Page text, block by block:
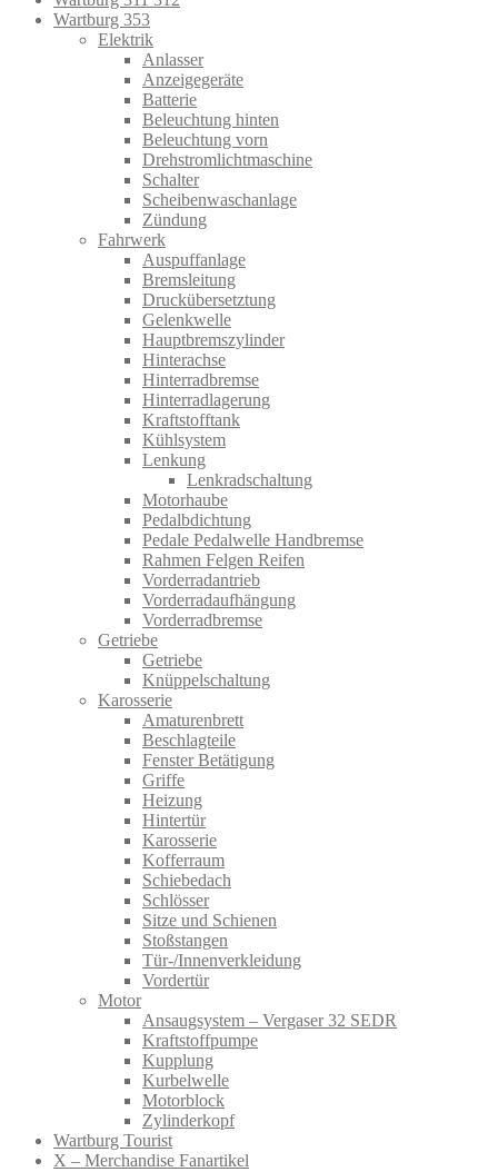
Wartburg 353
Elektrik
Anlasser
Anzeigegeräte
Batterie
Beleuchtung hinten
Beleuchtung vorn
Drehstromlichtmaschine
Schalter
Scheibenwaschanlage
Zündung
Fahrwerk
Auspuffanlage
Bremsleitung
Druckübersetztung
Gelenkwelle
Hauptbremszylinder
Hinterachse
Hinterradbremse
Hinterradlagerung
Kraftstofftank
Kühlsystem
Lenkung
Lenkradschaltung
Motorhaube
Pedalbdichtung
Pedale Pedalwelle Handbremse
Rahmen Felgen Reifen
Vorderradantrieb
Vorderradaufhängung
Vorderradbremse
Getriebe
Getriebe
Knüppelschaltung
Karosserie
Amaturenbrett
Beschlagteile
Fenster Betätigung
Griffe
Heizung
Hintertür
Karosserie
Kofferraum
Schiebedach
Schlösser
Sitze und Schienen
Stoßstangen
Tür-/Innenverkleidung
Vordertür
Motor
Ansaugsystem – Vergaser 32 SEDR
Kraftstoffpumpe
Kupplung
Kurbelwelle
Motorblock
Zylinderkopf
Wartburg Tourist
X – Merchandise Fanartikel